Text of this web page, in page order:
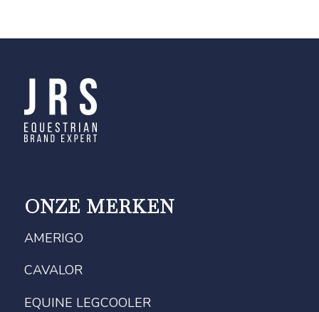
ONZE MERKEN
AMERIGO
CAVALOR
EQUINE LEGCOOLER